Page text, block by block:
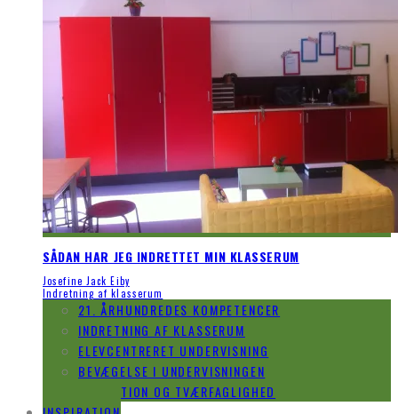
SÅDAN HAR JEG INDRETTET MIN KLASSERUM
Josefine Jack Eiby
Indretning af klasserum
21. ÅRHUNDREDES KOMPETENCER
INDRETNING AF KLASSERUM
ELEVCENTRERET UNDERVISNING
BEVÆGELSE I UNDERVISNINGEN
INNOVATION OG TVÆRFAGLIGHED